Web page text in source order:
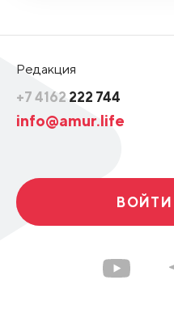
Редакция
+7 4162 222 744
info@amur.life
ВОЙТИ